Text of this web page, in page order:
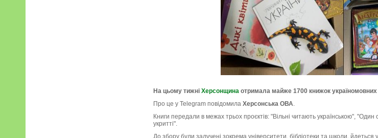
На цьому тижні Херсонщина отримала майже 1700 книжок україномовних
Про це у Telegram повідомила Херсонська ОВА.
Книги передали в межах трьох проєктів: "Вільні читають українською",
укритті".
До збору були залучені зокрема університети, бібліотеки та школи,